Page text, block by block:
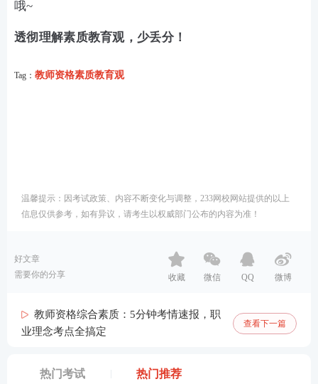
哦~
透彻理解素质教育观，少丢分！
Tag： 教师资格素质教育观
温馨提示：因考试政策、内容不断变化与调整，233网校网站提供的以上
信息仅供参考，如有异议，请考生以权威部门公布的内容为准！
好文章
需要你的分享
收藏 微信 QQ 微博
教师资格综合素质：5分钟考情速报，职
业理念考点全搞定
查看下一篇
热门考试 热门推荐